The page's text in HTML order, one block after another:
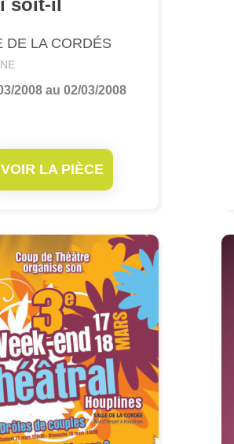
DE LA CORDÉS
2008 au 02/03/2008
VOIR LA PIÈCE